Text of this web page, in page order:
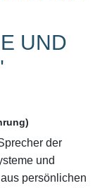
UND
der
und
persönlichen